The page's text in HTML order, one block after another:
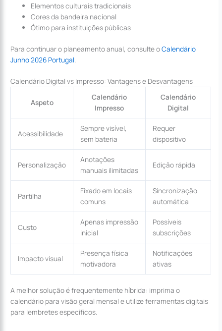
Elementos culturais tradicionais
Cores da bandeira nacional
Ótimo para instituições públicas
Para continuar o planeamento anual, consulte oCalendário
Junho 2026 Portugal
Calendário Digital vs Impresso: Vantagens e Desvantagens
Aspeto
Calendário
Impresso
Calendário
Digital
Acessibilidade
Sempre visível,
sem bateria
Requer
dispositivo
Personalização
Anotações
manuais ilimitadas
Edição rápida
Partilha
Fixado em locais
comuns
Sincronização
automática
Custo
Apenas impressão
inicial
Possíveis
subscrições
Impacto visual
Presença física
motivadora
Notificações
ativas
A melhor solução é frequentemente híbrida: imprima o
calendário para visão geral mensal e utilize ferramentas digitais
para lembretes específicos.